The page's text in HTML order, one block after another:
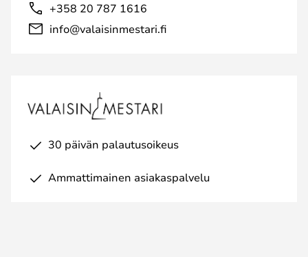
+358 20 787 1616
info@valaisinmestari.fi
30 päivän palautusoikeus
Ammattimainen asiakaspalvelu